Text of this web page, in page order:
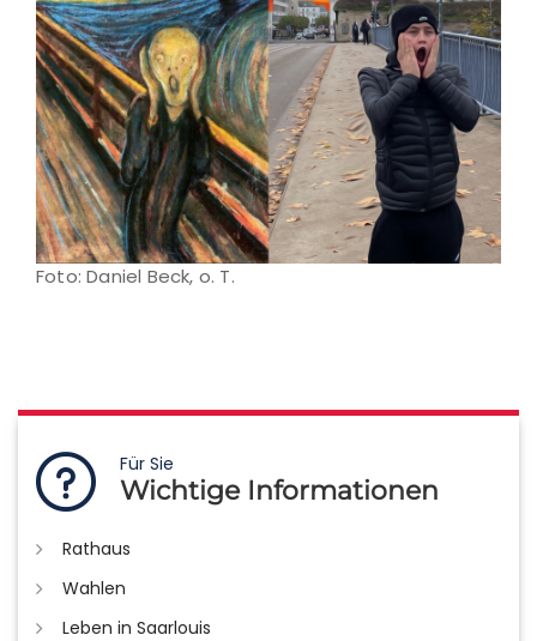
Foto: Daniel Beck, o. T.
Für Sie
Wichtige Informationen
Rathaus
Wahlen
Leben in Saarlouis